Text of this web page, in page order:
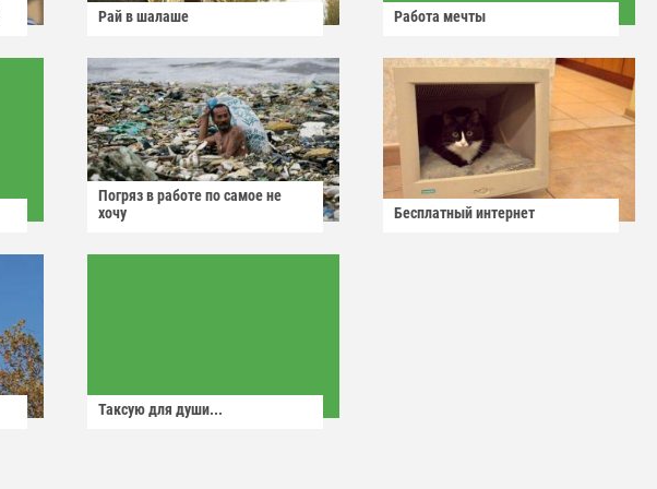
Рай в шалаше Работа мечты
Погряз в работе по самое не
хочу
Бесплатный интернет
Таксую для души...